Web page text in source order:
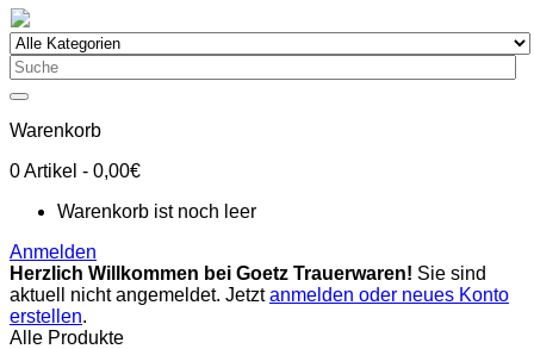
Warenkorb
0Artikel - 0,00€
Warenkorb ist noch leer
Anmelden
Herzlich Willkommen bei Goetz Trauerwaren! Sie sind
aktuell nicht angemeldet. Jetztanmelden oder neues Konto
erstellen.
Alle Produkte